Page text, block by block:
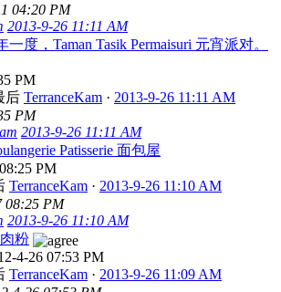
04:20 PM
2013-9-26 11:11 AM
一度，Taman Tasik Permaisuri 元宵派对。
PM
后 TerranceKam · 2013-9-26 11:11 AM
PM
2013-9-26 11:11 AM
Patisserie 面包屋
PM
TerranceKam · 2013-9-26 11:10 AM
08:25 PM
2013-9-26 11:10 AM
粉
4-26 07:53 PM
TerranceKam · 2013-9-26 11:09 AM